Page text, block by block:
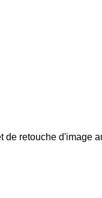
de retouche d'image